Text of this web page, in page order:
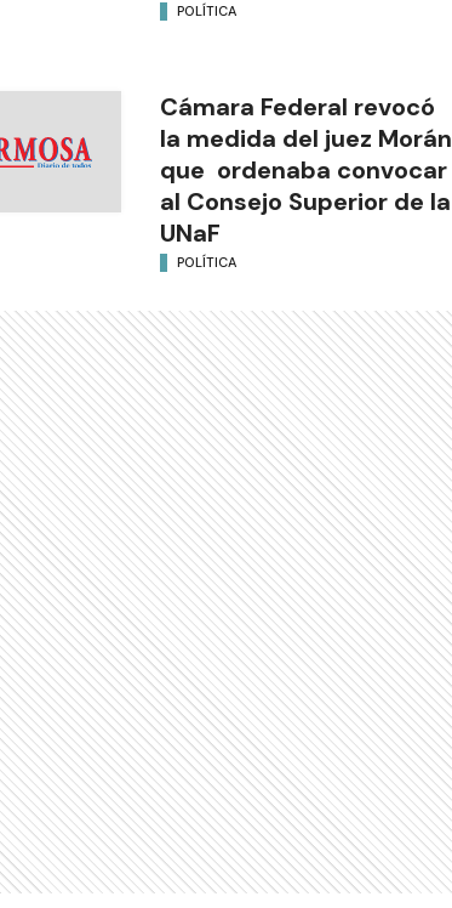
POLÍTICA
Cámara Federal revocó
la medida del juez Morán
que ordenaba convocar
al Consejo Superior de la
UNaF
POLÍTICA